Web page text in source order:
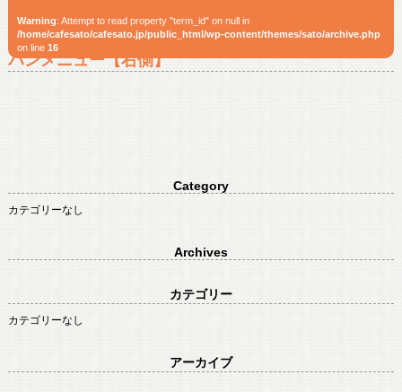
Warning: Attempt to read property "term_id" on null in
/home/cafesato/cafesato.jp/public_html/wp-content/themes/sato/archive.php
on line 16
パンメニュー【右側】
Category
カテゴリーなし
Archives
カテゴリー
カテゴリーなし
アーカイブ